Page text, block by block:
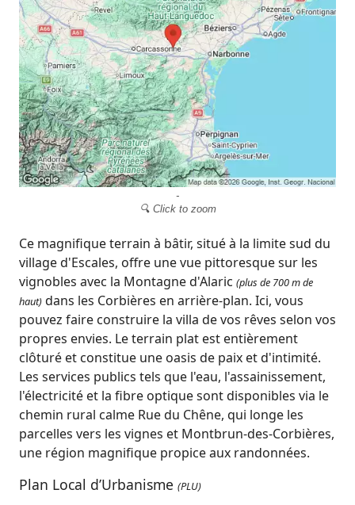
-
🔍 Click to zoom
Ce magnifique terrain à bâtir, situé à la limite sud du
village d'Escales, offre une vue pittoresque sur les
vignobles avec la Montagne d'Alaric (plus de 700 m de
haut) dans les Corbières en arrière-plan. Ici, vous
pouvez faire construire la villa de vos rêves selon vos
propres envies. Le terrain plat est entièrement
clôturé et constitue une oasis de paix et d'intimité.
Les services publics tels que l'eau, l'assainissement,
l'électricité et la fibre optique sont disponibles via le
chemin rural calme Rue du Chêne, qui longe les
parcelles vers les vignes et Montbrun-des-Corbières,
une région magnifique propice aux randonnées.
Plan Local d’Urbanisme (PLU)